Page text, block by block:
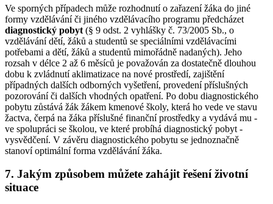
Ve sporných případech může rozhodnutí o zařazení žáka do jiné
formy vzdělávání či jiného vzdělávacího programu předcházet
diagnostický pobyt (§ 9 odst. 2 vyhlášky č. 73/2005 Sb., o
vzdělávání dětí, žáků a studentů se speciálními vzdělávacími
potřebami a dětí, žáků a studentů mimořádně nadaných). Jeho
rozsah v délce 2 až 6 měsíců je považován za dostatečně dlouhou
dobu k zvládnutí aklimatizace na nové prostředí, zajištění
případných dalších odborných vyšetření, provedení příslušných
pozorování či dalších vhodných opatření. Po dobu diagnostického
pobytu zůstává žák žákem kmenové školy, která ho vede ve stavu
žactva, čerpá na žáka příslušné finanční prostředky a vydává mu -
ve spolupráci se školou, ve které probíhá diagnostický pobyt -
vysvědčení. V závěru diagnostického pobytu se jednoznačně
stanoví optimální forma vzdělávání žáka.
7. Jakým způsobem můžete zahájit řešení životní
situace